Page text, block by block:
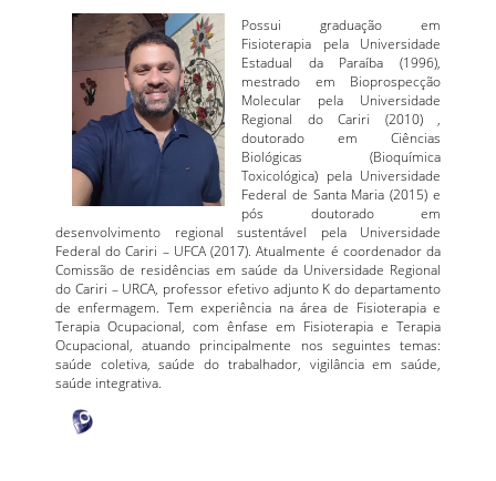
Possui graduação em
Fisioterapia pela Universidade
Estadual da Paraíba (1996),
mestrado em Bioprospecção
Molecular pela Universidade
Regional do Cariri (2010) ,
doutorado em Ciências
Biológicas (Bioquímica
Toxicológica) pela Universidade
Federal de Santa Maria (2015) e
pós doutorado em
desenvolvimento regional sustentável pela Universidade
Federal do Cariri – UFCA (2017). Atualmente é coordenador da
Comissão de residências em saúde da Universidade Regional
do Cariri – URCA, professor efetivo adjunto K do departamento
de enfermagem. Tem experiência na área de Fisioterapia e
Terapia Ocupacional, com ênfase em Fisioterapia e Terapia
Ocupacional, atuando principalmente nos seguintes temas:
saúde coletiva, saúde do trabalhador, vigilância em saúde,
saúde integrativa.